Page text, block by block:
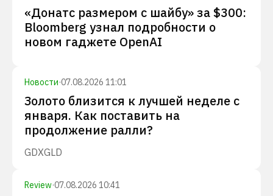
«Донатс размером с шайбу» за $300:
Bloomberg узнал подробности о
новом гаджете OpenAI
Новости·07.08.2026 11:01
Золото близится к лучшей неделе с
января. Как поставить на
продолжение ралли?
GDXGLD
Review·07.08.2026 10:41